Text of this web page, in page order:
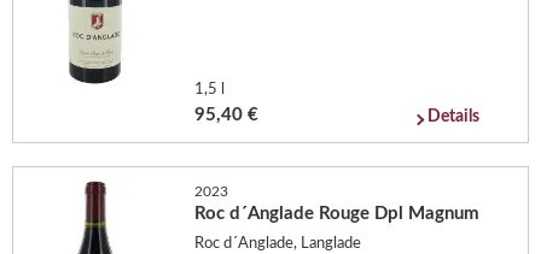
1,5 l
95,40 € Details
2023
Roc d´Anglade Rouge Dpl Magnum
Roc d´Anglade, Langlade